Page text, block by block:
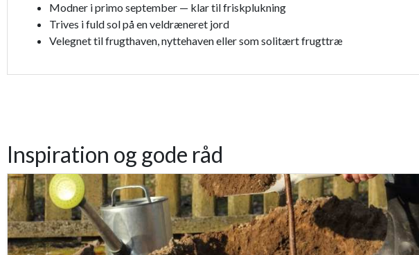
Modner i primo september — klar til friskplukning
Trives i fuld sol på en veldræneret jord
Velegnet til frugthaven, nyttehaven eller som solitært frugttræ
Inspiration og gode råd